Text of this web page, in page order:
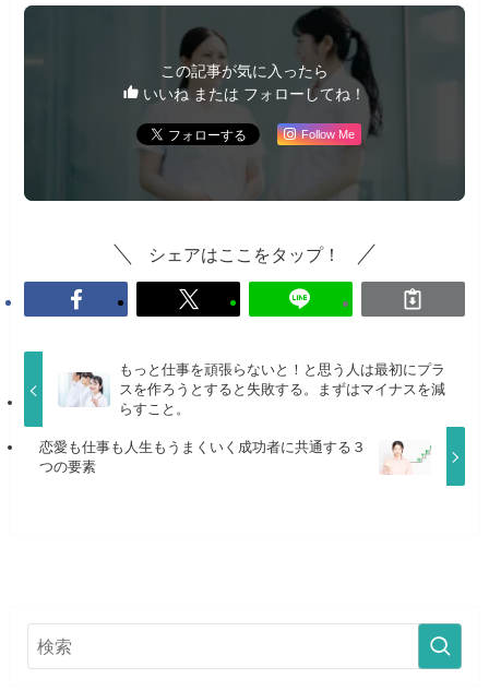
この記事が気に入ったら
いいね または フォローしてね！
Follow Me
シェアはここをタップ！
もっと仕事を頑張らないと！と思う人は最初にプラ
スを作ろうとすると失敗する。まずはマイナスを減
らすこと。
恋愛も仕事も人生もうまくいく成功者に共通する３
つの要素